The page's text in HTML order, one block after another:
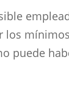
los
puede